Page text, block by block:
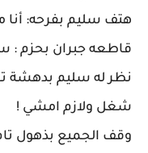
هتف سليم بفرحه: أنا
قاطعه جبران بحزم :
نظر له سليم بدهشة
شغل ولازم امشي !
وقف الجميع بذهول